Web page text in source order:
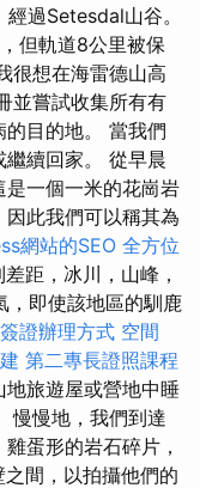
過Setesdal山谷。
但軌道8公里被保
很想在海雷德山高
並嘗試收集所有有
的目的地。 當我們
續回家。 從早晨
一個一米的花崗岩
此我們可以稱其為
網站的SEO 全方位
距，冰川，山峰，
，即使該地區的馴鹿
證辦理方式 空間
第二專長證照課程
旅遊屋或營地中睡
慢慢地，我們到達
蛋形的岩石碎片，
間，以拍攝他們的